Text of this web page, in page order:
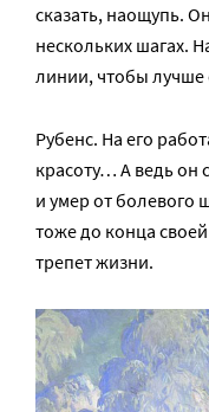
сказать, наощупь.
нескольких шагах.
линии, чтобы
Рубенс. На его
красоту… А ведь он
и умер от болевого
тоже до конца
трепет жизни.